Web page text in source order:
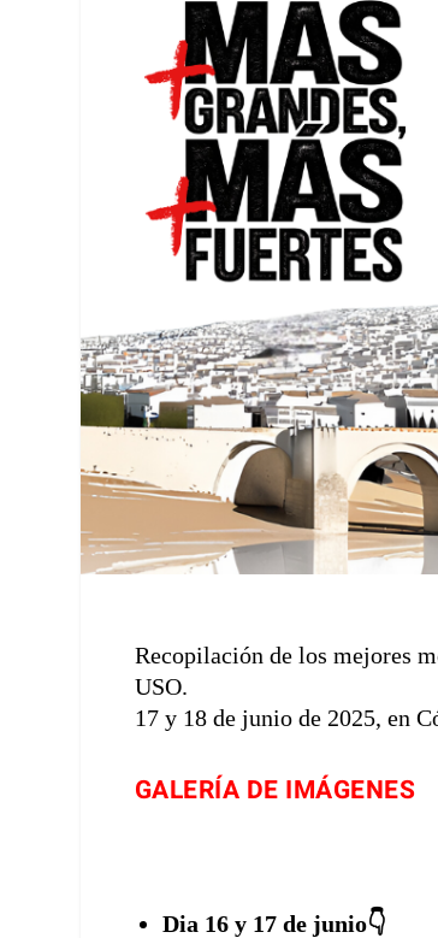
Recopilación de los mejores
USO.
17 y 18 de junio de 2025, en
GALERÍA DE IMÁGENES
Dia 16 y 17 de junio👇